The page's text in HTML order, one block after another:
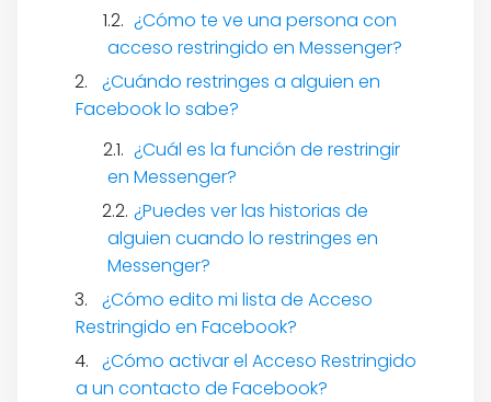
¿Cómo te ve una persona con
acceso restringido en Messenger?
¿Cuándo restringes a alguien en
Facebook lo sabe?
¿Cuál es la función de restringir
en Messenger?
¿Puedes ver las historias de
alguien cuando lo restringes en
Messenger?
¿Cómo edito mi lista de Acceso
Restringido en Facebook?
¿Cómo activar el Acceso Restringido
a un contacto de Facebook?